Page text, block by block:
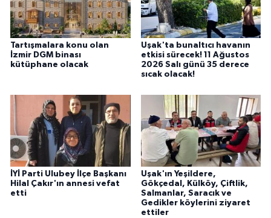
Tartışmalara konu olan
İzmir DGM binası
kütüphane olacak
Uşak'ta bunaltıcı havanın
etkisi sürecek! 11 Ağustos
2026 Salı günü 35 derece
sıcak olacak!
İYİ Parti Ulubey İlçe Başkanı
Hilal Çakır'ın annesi vefat
etti
Uşak'ın Yeşildere,
Gökçedal, Külköy, Çiftlik,
Salmanlar, Saracık ve
Gedikler köylerini ziyaret
ettiler